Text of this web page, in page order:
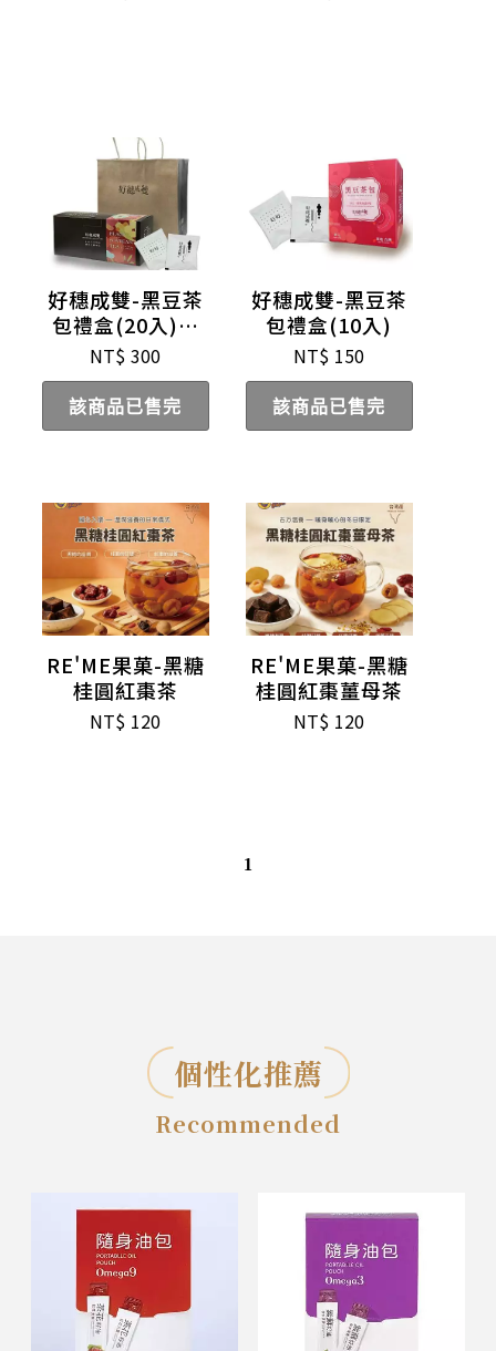
好穗成雙-黑豆茶
包禮盒(20入)含
提袋
NT$ 300
該商品已售完
好穗成雙-黑豆茶
包禮盒(10入)
NT$ 150
該商品已售完
RE'ME果菓-黑糖
桂圓紅棗茶
NT$ 120
RE'ME果菓-黑糖
桂圓紅棗薑母茶
NT$ 120
1
個性化推薦
Recommended